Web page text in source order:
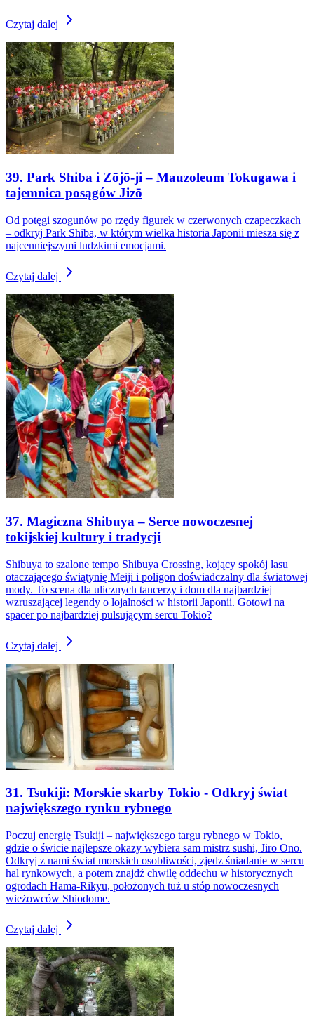
Czytaj dalej
39. Park Shiba i Zōjō-ji – Mauzoleum Tokugawa i
tajemnica posągów Jizō
Od potęgi szogunów po rzędy figurek w czerwonych czapeczkach
– odkryj Park Shiba, w którym wielka historia Japonii miesza się z
najcenniejszymi ludzkimi emocjami.
Czytaj dalej
37. Magiczna Shibuya – Serce nowoczesnej
tokijskiej kultury i tradycji
Shibuya to szalone tempo Shibuya Crossing, kojący spokój lasu
otaczającego świątynię Meiji i poligon doświadczalny dla światowej
mody. To scena dla ulicznych tancerzy i dom dla najbardziej
wzruszającej legendy o lojalności w historii Japonii. Gotowi na
spacer po najbardziej pulsującym sercu Tokio?
Czytaj dalej
31. Tsukiji: Morskie skarby Tokio - Odkryj świat
największego rynku rybnego
Poczuj energię Tsukiji – największego targu rybnego w Tokio,
gdzie o świcie najlepsze okazy wybiera sam mistrz sushi, Jiro Ono.
Odkryj z nami świat morskich osobliwości, zjedz śniadanie w sercu
hal rynkowych, a potem znajdź chwilę oddechu w historycznych
ogrodach Hama-Rikyu, położonych tuż u stóp nowoczesnych
wieżowców Shiodome.
Czytaj dalej